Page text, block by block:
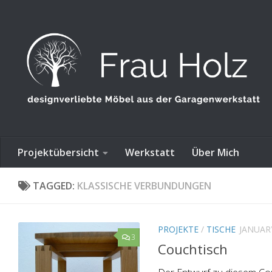
Projektübersicht Werkstatt Über Mich
TAGGED: KLASSISCHE VERBUNDUNGEN
3
PROJEKTE / TISCHE
Couchtisch